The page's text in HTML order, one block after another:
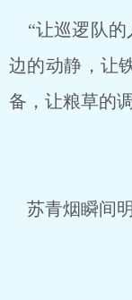
“让巡逻队的
边的动静，让
备，让粮草的
苏青烟瞬间明